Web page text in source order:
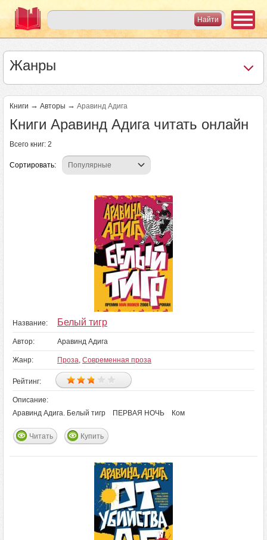
Жанры
Книги → Авторы → Аравинд Адига
Книги Аравинд Адига читать онлайн
Всего книг: 2
Сортировать:
Название: Белый тигр
Автор: Аравинд Адига
Жанр: Проза, Современная проза
Рейтинг:
Описание:
Аравинд Адига. Белый тигр ПЕРВАЯ НОЧЬ Ком
Читать Купить